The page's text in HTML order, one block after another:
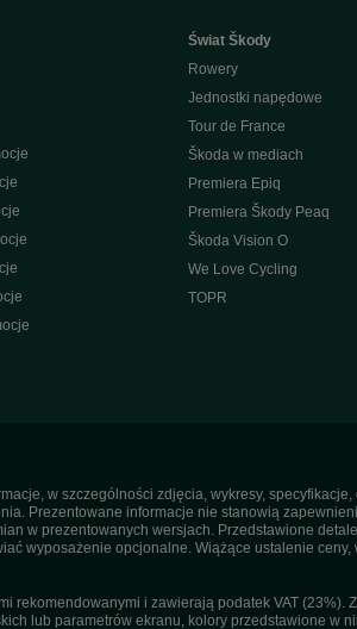
Świat Škody
Rowery
Jednostki napędowe
Tour de France
Škoda w mediach
Premiera Epiq
Premiera Škody Peaq
Škoda Vision O
We Love Cycling
TOPR
w szczególności zdjęcia, wykresy,
Prezentowane informacje nie stanowią
w prezentowanych wersjach. Przedstawione
wyposażenie opcjonalne. Wiążące ustalenie
rekomendowanymi i zawierają podatek VAT
lub parametrów ekranu, kolory przedstawione w